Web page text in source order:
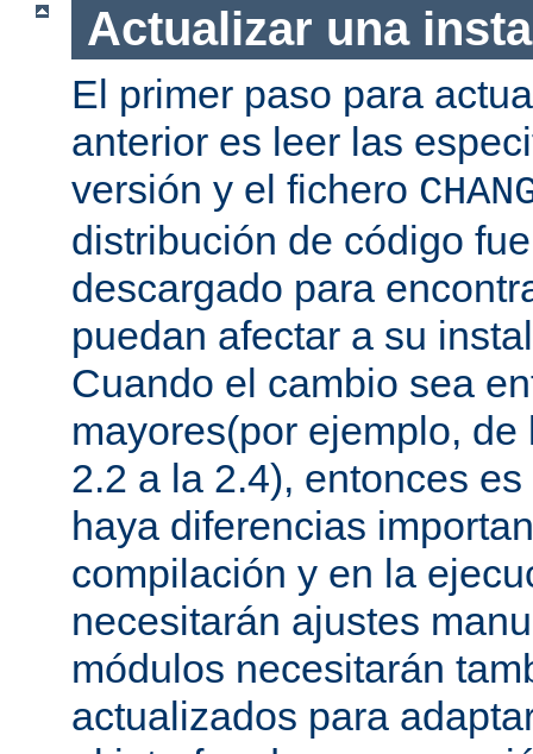
Actualizar una
El primer paso para
anterior es leer las
versión y el fichero
distribución de código
descargado para
puedan afectar a su
Cuando el cambio sea
mayores(por ejemplo,
2.2 a la 2.4), entonces
haya diferencias
compilación y en la
necesitarán ajustes
módulos necesitarán
actualizados para